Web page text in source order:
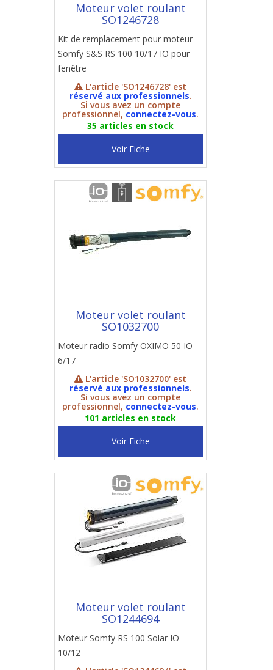
Moteur volet roulant
SO1246728
Kit de remplacement pour moteur
Somfy S&S RS 100 10/17 IO pour
fenêtre
L'article 'SO1246728' est
réservé aux professionnels.
Si vous avez un compte
professionnel, connectez-vous.
35 articles en stock
Voir Fiche
Moteur volet roulant
SO1032700
Moteur radio Somfy OXIMO 50 IO
6/17
L'article 'SO1032700' est
réservé aux professionnels.
Si vous avez un compte
professionnel, connectez-vous.
101 articles en stock
Voir Fiche
Moteur volet roulant
SO1244694
Moteur Somfy RS 100 Solar IO
10/12